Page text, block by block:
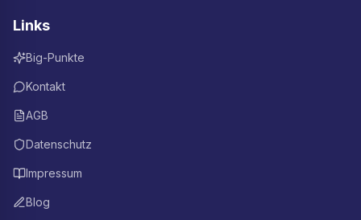
Links
Big-Punkte
Kontakt
AGB
Datenschutz
Impressum
Blog